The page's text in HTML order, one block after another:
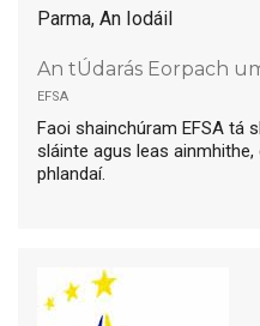
Parma, An Iodáil
An tÚdarás Eorpach
efsa
Faoi shainchúram EFSA tá
sláinte agus leas
phlandaí.